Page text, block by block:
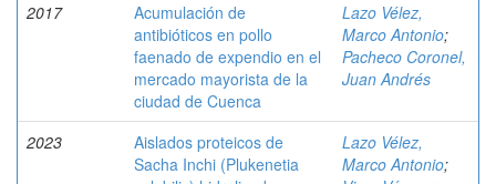
2017
Acumulación de
antibióticos en pollo
faenado de expendio en el
mercado mayorista de la
ciudad de Cuenca
Lazo Vélez,
Marco Antonio;
Pacheco Coronel,
Juan Andrés
2023
Aislados proteicos de
Sacha Inchi (Plukenetia
Lazo Vélez,
Marco Antonio;